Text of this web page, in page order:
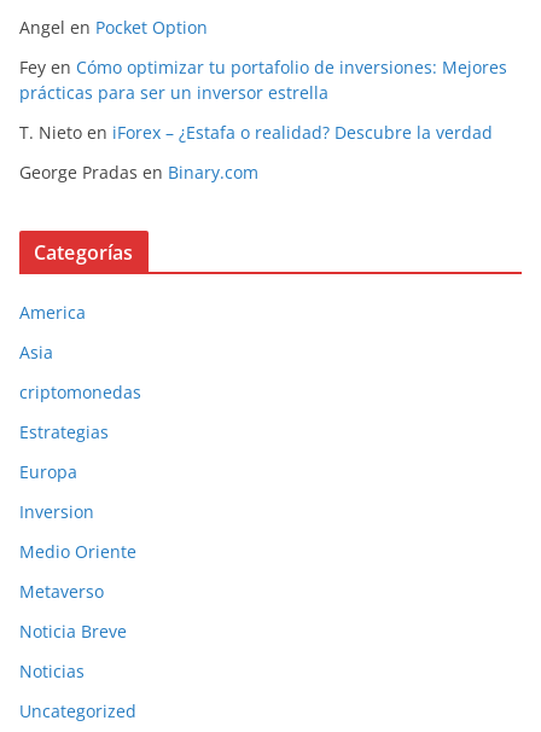
Angel en Pocket Option
Fey en Cómo optimizar tu portafolio de inversiones: Mejores
prácticas para ser un inversor estrella
T. Nieto en iForex – ¿Estafa o realidad? Descubre la verdad
George Pradas en Binary.com
Categorías
America
Asia
criptomonedas
Estrategias
Europa
Inversion
Medio Oriente
Metaverso
Noticia Breve
Noticias
Uncategorized